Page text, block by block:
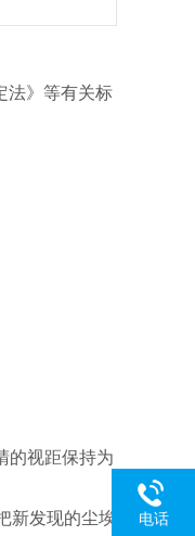
法》等有关标
的视距保持为
新发现的尘埃
电话